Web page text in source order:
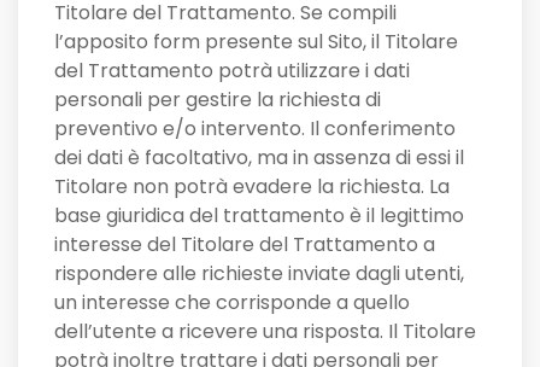
Titolare del Trattamento. Se compili
l’apposito form presente sul Sito, il Titolare
del Trattamento potrà utilizzare i dati
personali per gestire la richiesta di
preventivo e/o intervento. Il conferimento
dei dati è facoltativo, ma in assenza di essi il
Titolare non potrà evadere la richiesta. La
base giuridica del trattamento è il legittimo
interesse del Titolare del Trattamento a
rispondere alle richieste inviate dagli utenti,
un interesse che corrisponde a quello
dell’utente a ricevere una risposta. Il Titolare
potrà inoltre trattare i dati personali per